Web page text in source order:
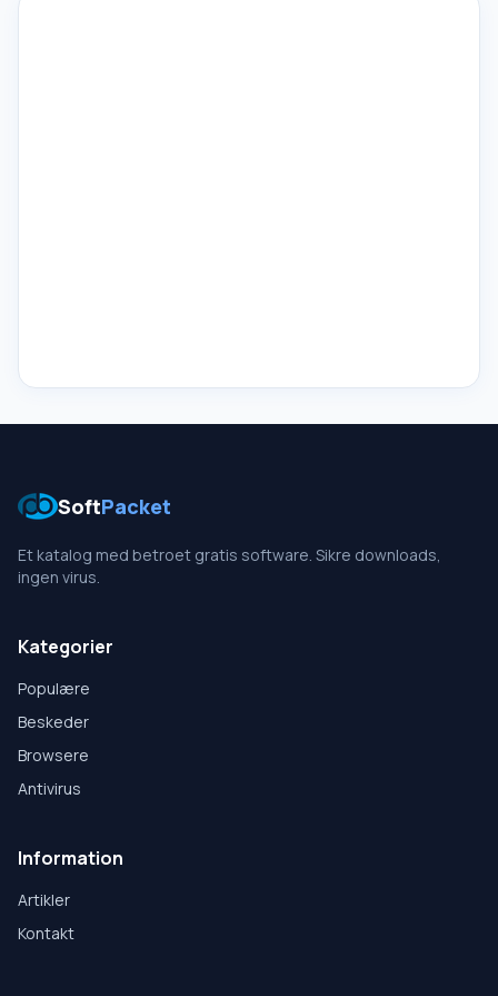
SoftPacket
Et katalog med betroet gratis software. Sikre downloads,
ingen virus.
Kategorier
Populære
Beskeder
Browsere
Antivirus
Information
Artikler
Kontakt